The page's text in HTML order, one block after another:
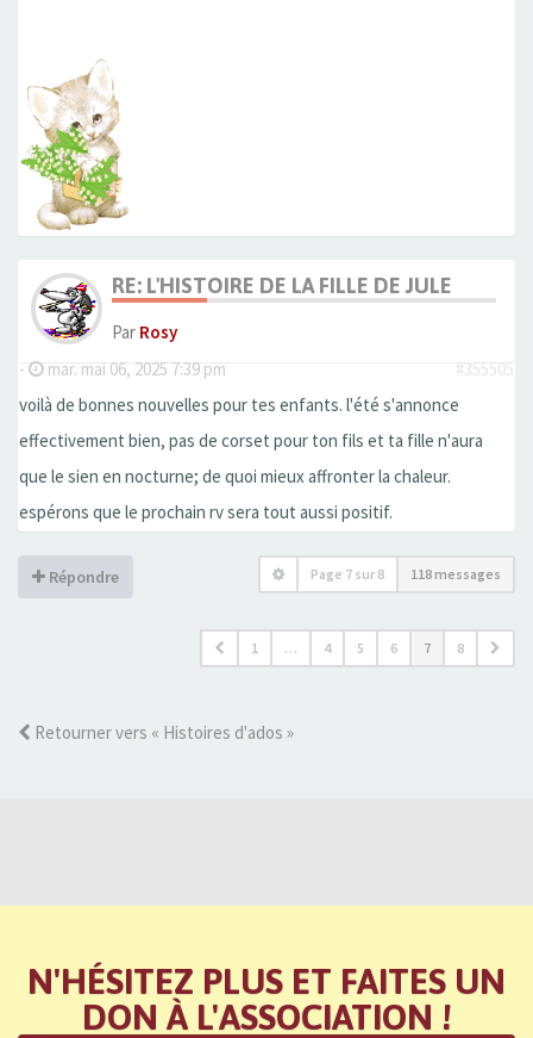
RE: L'HISTOIRE DE LA FILLE DE JULE
Par Rosy
-
mar. mai 06, 2025 7:39 pm
#355505
voilà de bonnes nouvelles pour tes enfants. l'été s'annonce
effectivement bien, pas de corset pour ton fils et ta fille n'aura
que le sien en nocturne; de quoi mieux affronter la chaleur.
espérons que le prochain rv sera tout aussi positif.
Répondre Page 7 sur 8 118 messages
1 … 4 5 6 7 8
Retourner vers « Histoires d'ados »
N'HÉSITEZ PLUS ET FAITES UN
DON À L'ASSOCIATION !